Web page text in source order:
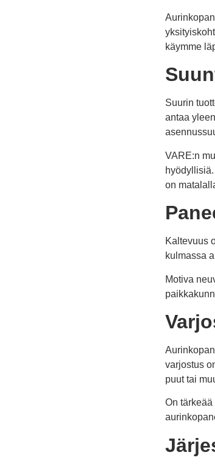
käymme
Suurin
antaa
VARE:n
on
Kaltevuus
kulmassa
Motiva
varjostus
puut tai
On